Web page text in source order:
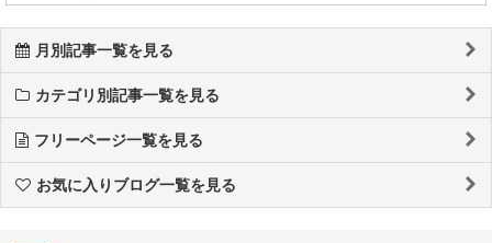
月別記事一覧を見る
カテゴリ別記事一覧を見る
フリーページ一覧を見る
お気に入りブログ一覧を見る